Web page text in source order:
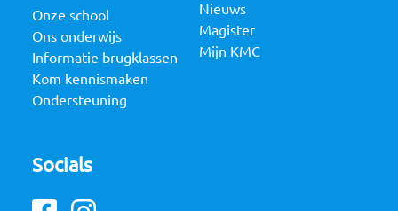
Onze school
Ons onderwijs
Informatie brugklassen
Kom kennismaken
Ondersteuning
Nieuws
Magister
Mijn KMC
Socials